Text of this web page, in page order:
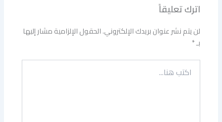
اترك تعليقاً
لن يتم نشر عنوان بريدك الإلكتروني.الحقول الإلزامية مشار إليها
بـ*
اكتب
هنا...